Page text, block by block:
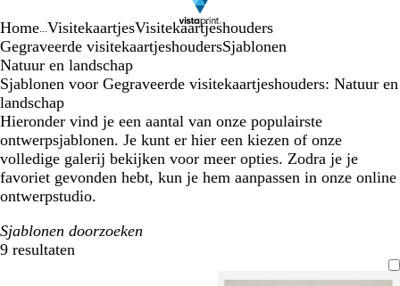
Home VisitekaartjesVisitekaartjeshouders
Gegraveerde visitekaartjeshoudersSjablonen
Natuur en landschap
Sjablonen voor Gegraveerde visitekaartjeshouders: Natuur en
landschap
Hieronder vind je een aantal van onze populairste
ontwerpsjablonen. Je kunt er hier een kiezen of onze
volledige galerij bekijken voor meer opties. Zodra je je
favoriet gevonden hebt, kun je hem aanpassen in onze online
ontwerpstudio.
Sjablonen doorzoeken
9 resultaten
Filters